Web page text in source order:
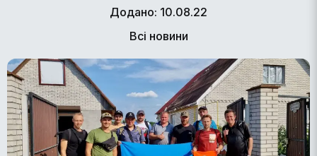
Додано: 10.08.22
Всі новини